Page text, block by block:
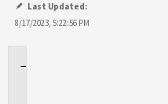
Last Updated:
8/17/2023, 5:22:56 PM